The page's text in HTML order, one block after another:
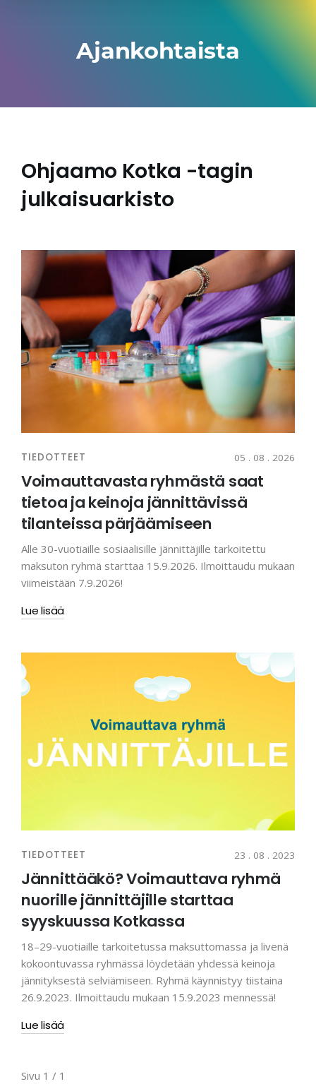
Ajankohtaista
Ohjaamo Kotka -tagin
julkaisuarkisto
TIEDOTTEET 05 . 08 . 2026
Voimauttavasta ryhmästä saat
tietoa ja keinoja jännittävissä
tilanteissa pärjäämiseen
Alle 30-vuotiaille sosiaalisille jännittäjille tarkoitettu
maksuton ryhmä starttaa 15.9.2026. Ilmoittaudu mukaan
viimeistään 7.9.2026!
Lue lisää
TIEDOTTEET 23 . 08 . 2023
Jännittääkö? Voimauttava ryhmä
nuorille jännittäjille starttaa
syyskuussa Kotkassa
18–29-vuotiaille tarkoitetussa maksuttomassa ja livenä
kokoontuvassa ryhmässä löydetään yhdessä keinoja
jännityksestä selviämiseen. Ryhmä käynnistyy tiistaina
26.9.2023. Ilmoittaudu mukaan 15.9.2023 mennessä!
Lue lisää
Sivu 1 / 1